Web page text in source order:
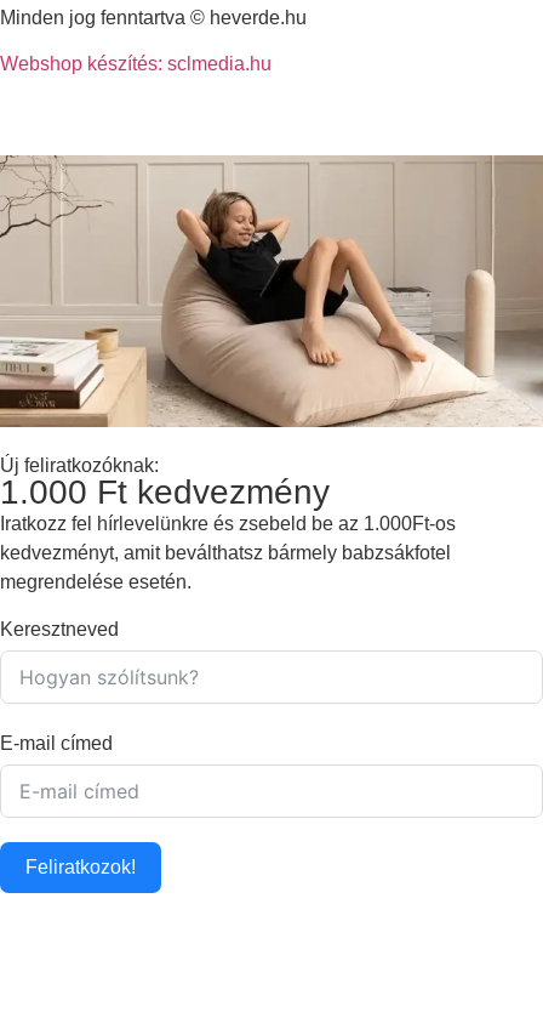
Minden jog fenntartva © heverde.hu
Webshop készítés: sclmedia.hu
Új feliratkozóknak:
1.000 Ft kedvezmény
Iratkozz fel hírlevelünkre és zsebeld be az 1.000Ft-os
kedvezményt, amit beválthatsz bármely babzsákfotel
megrendelése esetén.
Keresztneved
E-mail címed
Feliratkozok!